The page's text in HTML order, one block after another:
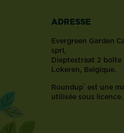
ADRESSE
Evergreen Garden
sprl,
Dieptestraat 2 boîte
Lokeren, Belgique.
Roundup® est une
utilisée sous licence.